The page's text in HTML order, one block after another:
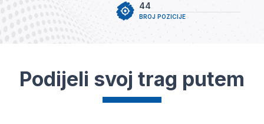
BROJ POZICIJE
44
Podijeli svoj trag putem